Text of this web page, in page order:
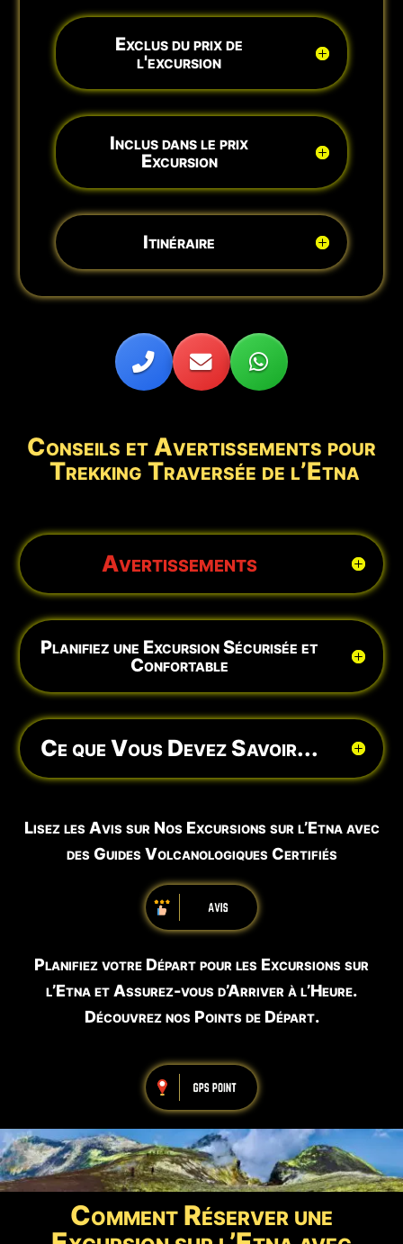
Exclus du prix de
l'excursion
Inclus dans le prix
Excursion
Itinéraire
Conseils et Avertissements pour
Trekking Traversée de l’Etna
Avertissements
Planifiez une Excursion Sécurisée et
Confortable
Ce que Vous Devez Savoir...
Lisez les Avis sur Nos Excursions sur l’Etna avec
des Guides Volcanologiques Certifiés
Planifiez votre Départ pour les Excursions sur
l’Etna et Assurez-vous d’Arriver à l’Heure.
Découvrez nos Points de Départ.
Comment Réserver une